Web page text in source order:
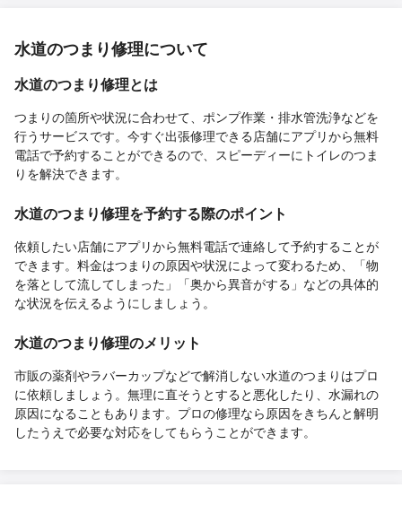
水道のつまり修理について
水道のつまり修理とは
つまりの箇所や状況に合わせて、ポンプ作業・排水管洗浄などを
行うサービスです。今すぐ出張修理できる店舗にアプリから無料
電話で予約することができるので、スピーディーにトイレのつま
りを解決できます。
水道のつまり修理を予約する際のポイント
依頼したい店舗にアプリから無料電話で連絡して予約することが
できます。料金はつまりの原因や状況によって変わるため、「物
を落として流してしまった」「奥から異音がする」などの具体的
な状況を伝えるようにしましょう。
水道のつまり修理のメリット
市販の薬剤やラバーカップなどで解消しない水道のつまりはプロ
に依頼しましょう。無理に直そうとすると悪化したり、水漏れの
原因になることもあります。プロの修理なら原因をきちんと解明
したうえで必要な対応をしてもらうことができます。